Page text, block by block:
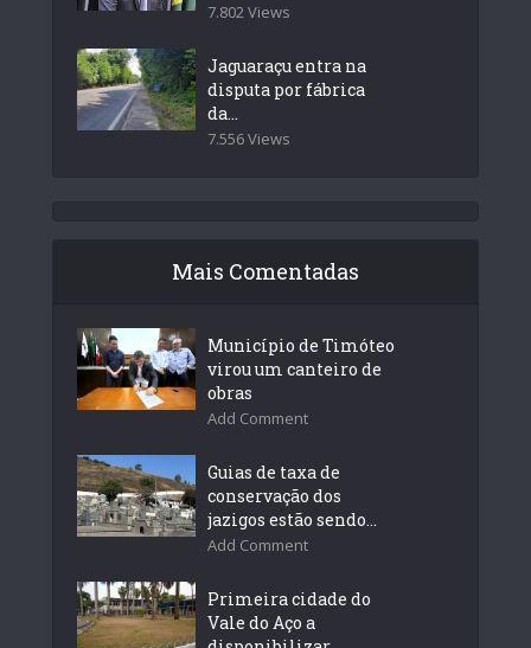
7.802 Views
Jaguaraçu entra na
disputa por fábrica
da...
7.556 Views
Mais Comentadas
Município de Timóteo
virou um canteiro de
obras
Add Comment
Guias de taxa de
conservação dos
jazigos estão sendo...
Add Comment
Primeira cidade do
Vale do Aço a